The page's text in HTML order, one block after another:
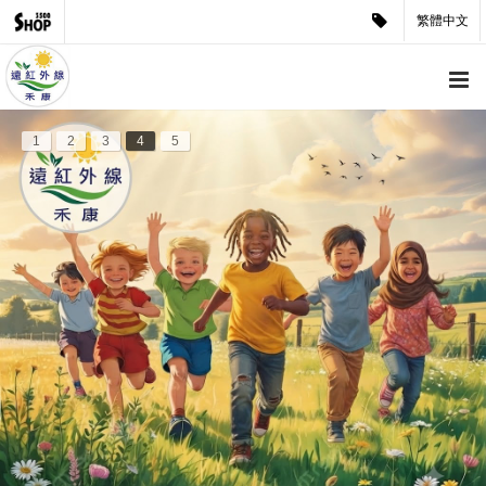
繁體中文
1 2 3 4 5
產品分類